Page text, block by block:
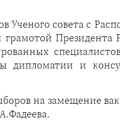
совета с
Президента
дипломатии и
на замещение